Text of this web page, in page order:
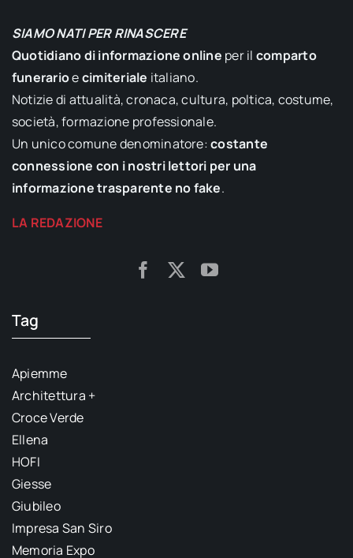
SIAMO NATI PER RINASCERE
Quotidiano di informazione online per il comparto
funerarioecimiteriale italiano.
Notizie di attualità, cronaca, cultura, poltica, costume,
società, formazione professionale.
Un unico comune denominatore:costante
connessione con i nostri lettori per una
informazione trasparente no fake.
LA REDAZIONE
Tag
Apiemme
Architettura +
Croce Verde
Ellena
HOFI
Giesse
Giubileo
Impresa San Siro
Memoria Expo